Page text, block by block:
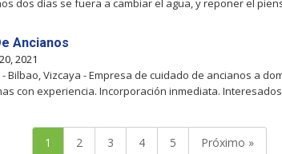
dos días se fuera a cambiar el agua, y reponer el
Ancianos
2021
Bilbao, Vizcaya - Empresa de cuidado de ancianos a
con experiencia. Incorporación inmediata.
1 2 3 4 5 Próximo »